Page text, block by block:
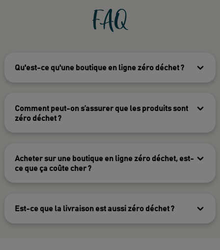
FAQ
Qu'est-ce qu'une boutique en ligne zéro déchet ?
Comment peut-on s’assurer que les produits sont
zéro déchet ?
Acheter sur une boutique en ligne zéro déchet, est-
ce que ça coûte cher ?
Est-ce que la livraison est aussi zéro déchet ?